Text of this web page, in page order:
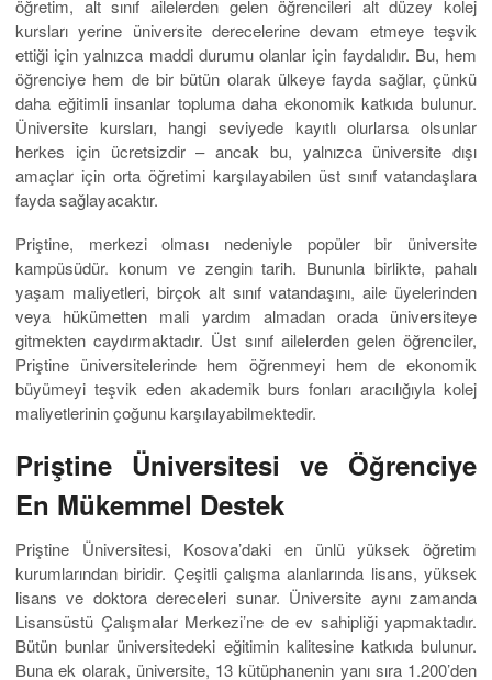
öğretim, alt sınıf ailelerden gelen öğrencileri alt düzey kolej
kursları yerine üniversite derecelerine devam etmeye teşvik
ettiği için yalnızca maddi durumu olanlar için faydalıdır. Bu, hem
öğrenciye hem de bir bütün olarak ülkeye fayda sağlar, çünkü
daha eğitimli insanlar topluma daha ekonomik katkıda bulunur.
Üniversite kursları, hangi seviyede kayıtlı olurlarsa olsunlar
herkes için ücretsizdir – ancak bu, yalnızca üniversite dışı
amaçlar için orta öğretimi karşılayabilen üst sınıf vatandaşlara
fayda sağlayacaktır.
Priştine, merkezi olması nedeniyle popüler bir üniversite
kampüsüdür. konum ve zengin tarih. Bununla birlikte, pahalı
yaşam maliyetleri, birçok alt sınıf vatandaşını, aile üyelerinden
veya hükümetten mali yardım almadan orada üniversiteye
gitmekten caydırmaktadır. Üst sınıf ailelerden gelen öğrenciler,
Priştine üniversitelerinde hem öğrenmeyi hem de ekonomik
büyümeyi teşvik eden akademik burs fonları aracılığıyla kolej
maliyetlerinin çoğunu karşılayabilmektedir.
Priştine Üniversitesi ve Öğrenciye
En Mükemmel Destek
Priştine Üniversitesi, Kosova’daki en ünlü yüksek öğretim
kurumlarından biridir. Çeşitli çalışma alanlarında lisans, yüksek
lisans ve doktora dereceleri sunar. Üniversite aynı zamanda
Lisansüstü Çalışmalar Merkezi’ne de ev sahipliği yapmaktadır.
Bütün bunlar üniversitedeki eğitimin kalitesine katkıda bulunur.
Buna ek olarak, üniversite, 13 kütüphanenin yanı sıra 1.200’den